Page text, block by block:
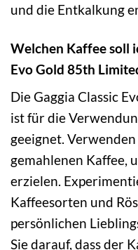
und die Entkalkung
Welchen Kaffee soll
Evo Gold 85th
Die Gaggia Classic
ist für die
geeignet.
gemahlenen Kaffee,
erzielen.
Kaffeesorten und
persönlichen
Sie darauf, dass der